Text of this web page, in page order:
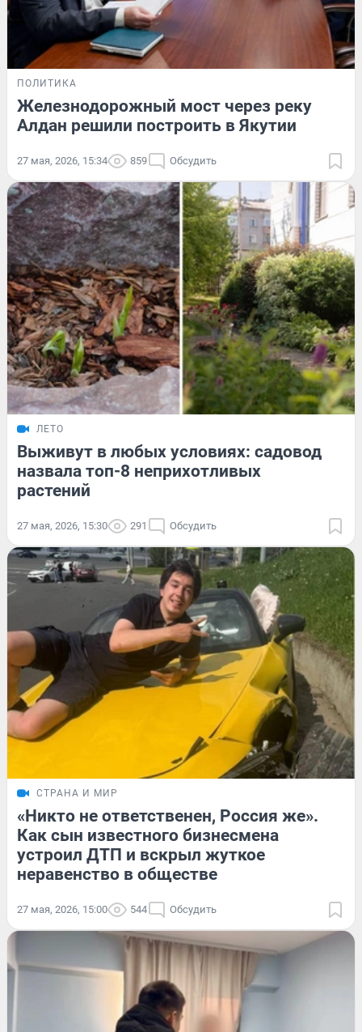
ПОЛИТИКА
Железнодорожный мост через реку
Алдан решили построить в Якутии
27 мая, 2026, 15:34 859 Обсудить
ЛЕТО
Выживут в любых условиях: садовод
назвала топ-8 неприхотливых
растений
27 мая, 2026, 15:30 291 Обсудить
СТРАНА И МИР
«Никто не ответственен, Россия же».
Как сын известного бизнесмена
устроил ДТП и вскрыл жуткое
неравенство в обществе
27 мая, 2026, 15:00 544 Обсудить